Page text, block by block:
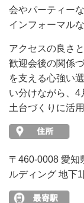
会やパーティー
インフォーマル
アクセスの良さ
歓迎会後の関係
を支える心強い
い分けながら、
土台づくりに活
〒460-0008 愛知
ルディング 地下